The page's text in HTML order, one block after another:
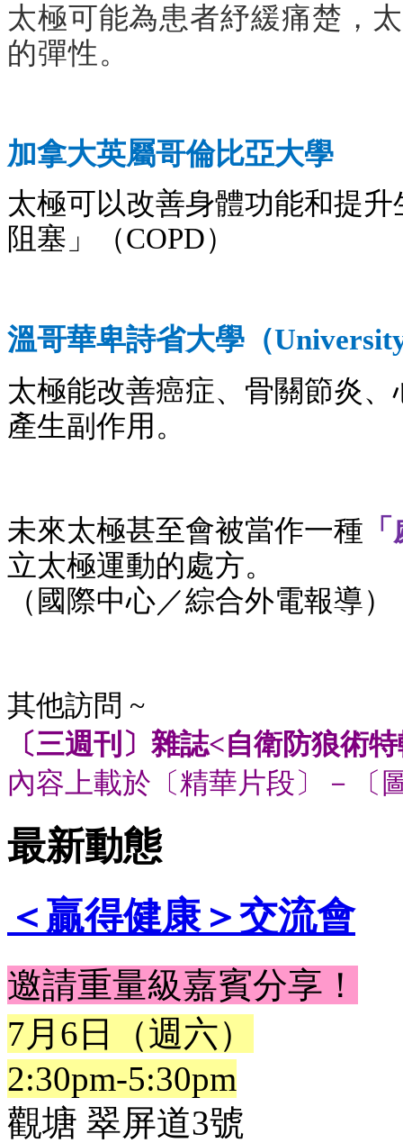
太極可能為患者紓緩痛楚，
的彈性。
加拿大英屬哥倫比亞大學
太極可以改善身體功能和提
阻塞」
（COPD）
溫哥華卑詩省大學 （
太極能改善癌症、骨關節炎
產生副作用。
未來太極甚至會被當作一種
立太極運動的處方。
（國際中心／綜合外電報導）
其他訪問 ~
〔三週刊〕雜誌<自衛防狼術
內容上載於〔精華片段〕－〔
最新動態
＜贏得健康＞交流會
邀請重量級嘉賓分享！
7月6日（週六）
2:30pm-5:30pm
觀塘 翠屏道3號